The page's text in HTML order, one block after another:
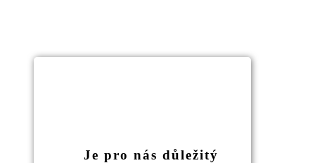
Je pro nás důležitý